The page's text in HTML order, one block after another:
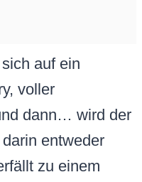
auf ein
voller
dann… wird der
entweder
zu einem